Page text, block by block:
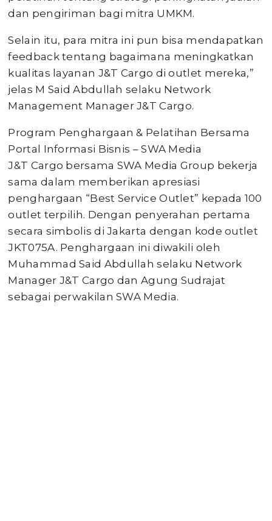
dan pengiriman bagi mitra UMKM.
Selain itu, para mitra ini pun bisa mendapatkan
feedback tentang bagaimana meningkatkan
kualitas layanan J&T Cargo di outlet mereka,”
jelas M Said Abdullah selaku Network
Management Manager J&T Cargo.
Program Penghargaan & Pelatihan Bersama
Portal Informasi Bisnis – SWA Media
J&T Cargo bersama SWA Media Group bekerja
sama dalam memberikan apresiasi
penghargaan “Best Service Outlet” kepada 100
outlet terpilih. Dengan penyerahan pertama
secara simbolis di Jakarta dengan kode outlet
JKT075A. Penghargaan ini diwakili oleh
Muhammad Said Abdullah selaku Network
Manager J&T Cargo dan Agung Sudrajat
sebagai perwakilan SWA Media.